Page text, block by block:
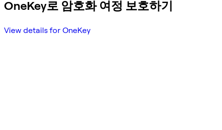
OneKey로 암호화 여정 보호하기
View details for OneKey